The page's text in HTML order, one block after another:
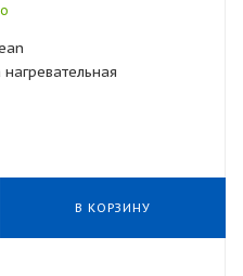
В КОРЗИНУ